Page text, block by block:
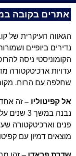
אתרים בקובה
הגאווה העיקרית של
נדירים ביופיים
הקומוניסטי ניסה
עדויות ארכיטקטורה
שחלפה עם הרוח.
אל קפיטוליו – זה
פנים וארכיטקטורה
מוצאים דמיון עם